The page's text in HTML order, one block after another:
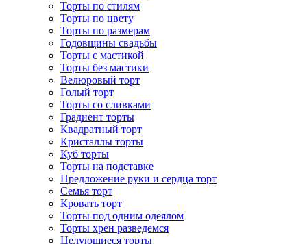
Торты по стилям
Торты по цвету
Торты по размерам
Годовщины свадьбы
Торты с мастикой
Торты без мастики
Велюровый торт
Голый торт
Торты со сливками
Градиент торты
Квадратный торт
Кристаллы торты
Куб торты
Торты на подставке
Предложение руки и сердца торт
Семья торт
Кровать торт
Торты под одним одеялом
Торты хрен разведемся
Целующиеся торты